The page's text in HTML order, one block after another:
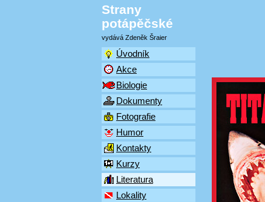
Strany
potápěčské
vydává Zdeněk Šraier
Úvodník
Akce
Biologie
Dokumenty
Fotografie
Humor
Kontakty
Kurzy
Literatura
Lokality